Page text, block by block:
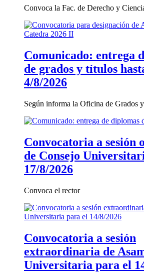
Convoca la Fac. de Derecho y
Comunicado: entrega
de grados y títulos
4/8/2026
Según informa la Oficina de Grados
Convocatoria a sesión
de Consejo
17/8/2026
Convoca el rector
Convocatoria a sesión
extraordinaria de
Universitaria para el